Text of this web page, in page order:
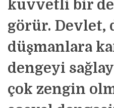
kuvvetli bir
görür. Devlet,
düşmanlara
dengeyi
çok zengin